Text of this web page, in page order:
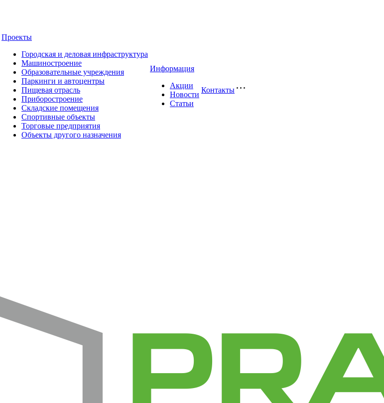
Проекты
Городская и деловая инфраструктура
Машиностроение
Образовательные учреждения
Паркинги и автоцентры
Пищевая отрасль
Приборостроение
Складские помещения
Спортивные объекты
Торговые предприятия
Объекты другого назначения
Информация
Акции
Новости
Статьи
Контакты